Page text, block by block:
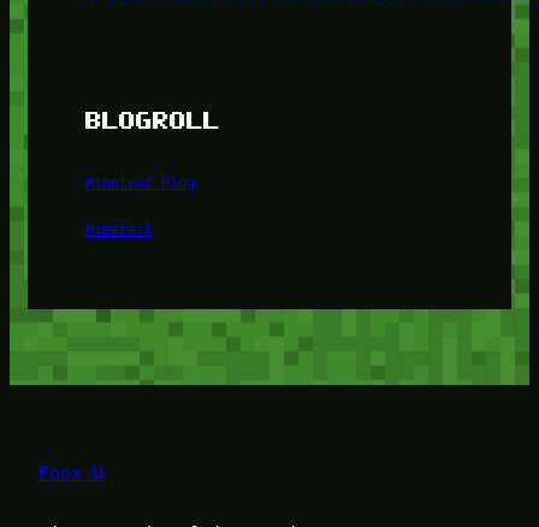
BLOGROLL
Minetest Blog
Minetest
Foox U